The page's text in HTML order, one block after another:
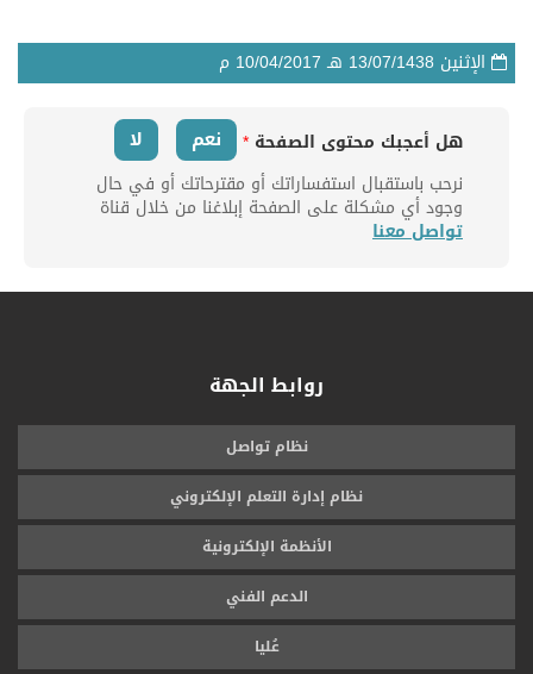
الإثنين 13/07/1438 هـ 10/04/2017 م
هل أعجبك محتوى الصفحة * نعم لا
نرحب باستقبال استفساراتك أو مقترحاتك أو في حال
وجود أي مشكلة على الصفحة إبلاغنا من خلال قناة
تواصل معنا
روابط الجهة
نظام تواصل
نظام إدارة التعلم الإلكتروني
الأنظمة الإلكترونية
الدعم الفني
عُليا